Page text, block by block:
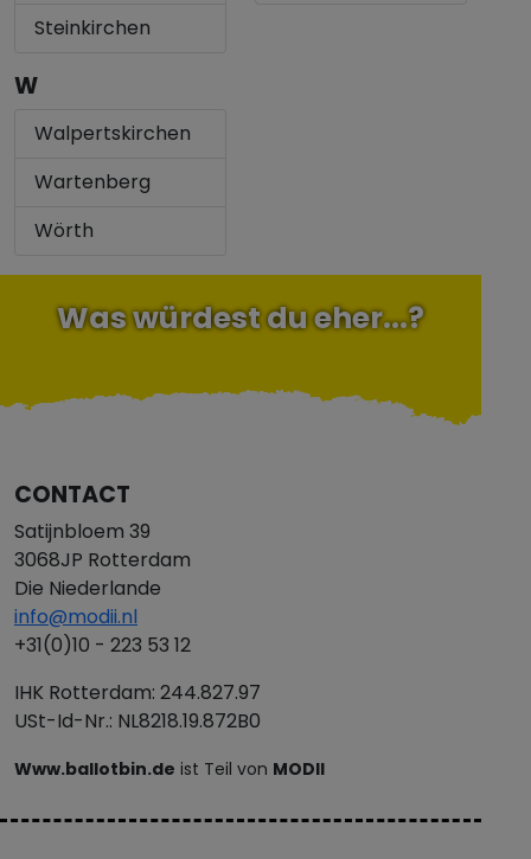
Steinkirchen
W
Walpertskirchen
Wartenberg
Wörth
Was würdest du eher...?
CONTACT
Satijnbloem 39
3068JP Rotterdam
Die Niederlande
info@modii.nl
+31(0)10 - 223 53 12
IHK Rotterdam: 244.827.97
USt-Id-Nr.: NL8218.19.872B0
Www.ballotbin.de ist Teil von MODII